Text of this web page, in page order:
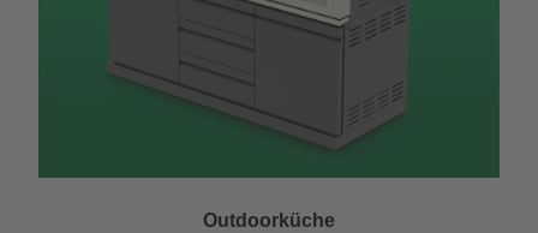
Outdoorküche